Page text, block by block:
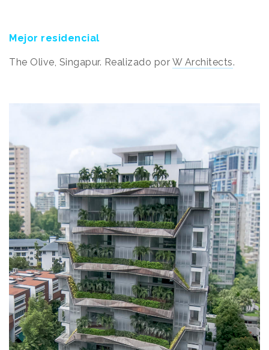
Mejor residencial
The Olive, Singapur. Realizado por W Architects.